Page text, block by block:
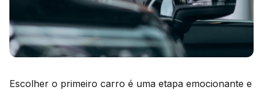
Escolher o primeiro carro é uma etapa emocionante e